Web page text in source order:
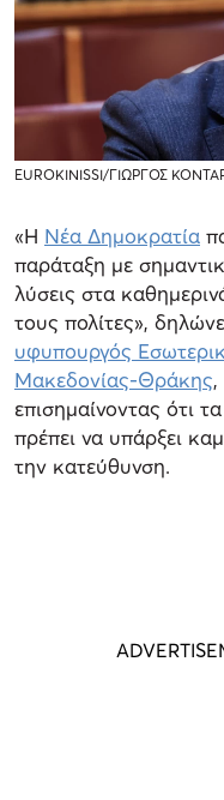
EUROKINISSI/ΓΙΩΡΓΟΣ
«Η Νέα Δημοκρατία
παράταξη με
λύσεις στα
τους πολίτες»,
υφυπουργός
Μακεδονίας-Θράκης,
επισημαίνοντας ότι
πρέπει να υπάρξει
την κατεύθυνση.